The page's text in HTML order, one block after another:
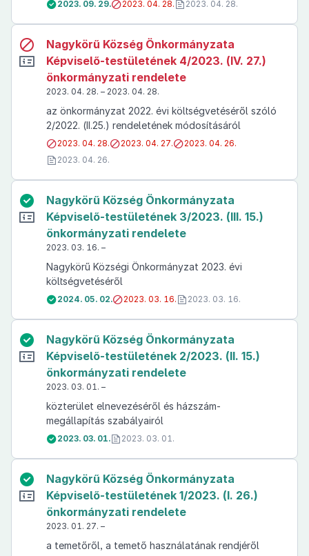
2023. 09. 29. 2023. 04. 28. 2023. 04. 28.
Nagykörű Község Önkormányzata
Képviselő-testületének 4/2023. (IV. 27.)
önkormányzati rendelete
2023. 04. 28. – 2023. 04. 28.
az önkormányzat 2022. évi költségvetéséről szóló
2/2022. (II.25.) rendeletének módosításáról
2023. 04. 28. 2023. 04. 27.
2023. 04. 26.
2023. 04. 26.
Nagykörű Község Önkormányzata
Képviselő-testületének 3/2023. (III. 15.)
önkormányzati rendelete
2023. 03. 16. –
Nagykörű Községi Önkormányzat 2023. évi
költségvetéséről
2024. 05. 02. 2023. 03. 16. 2023. 03. 16.
Nagykörű Község Önkormányzata
Képviselő-testületének 2/2023. (II. 15.)
önkormányzati rendelete
2023. 03. 01. –
közterület elnevezéséről és házszám-
megállapítás szabályairól
2023. 03. 01. 2023. 03. 01.
Nagykörű Község Önkormányzata
Képviselő-testületének 1/2023. (I. 26.)
önkormányzati rendelete
2023. 01. 27. –
a temetőről, a temető használatának rendjéről